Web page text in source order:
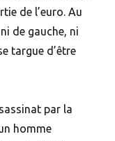
de l’euro. Au
de gauche, ni
targue d’être
par la
homme